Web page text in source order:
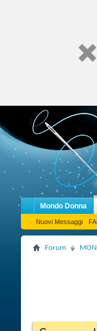
Mondo Donna
Nuovi Messaggi
Forum